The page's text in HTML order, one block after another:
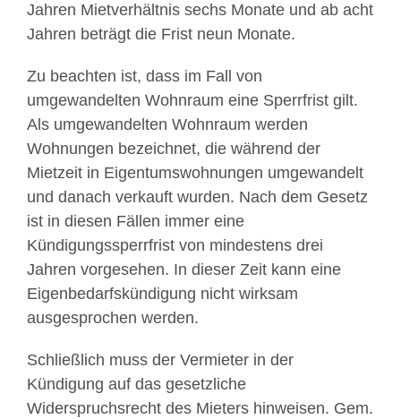
Jahren Mietverhältnis sechs Monate und ab acht
Jahren beträgt die Frist neun Monate.
Zu beachten ist, dass im Fall von
umgewandelten Wohnraum eine Sperrfrist gilt.
Als umgewandelten Wohnraum werden
Wohnungen bezeichnet, die während der
Mietzeit in Eigentumswohnungen umgewandelt
und danach verkauft wurden. Nach dem Gesetz
ist in diesen Fällen immer eine
Kündigungssperrfrist von mindestens drei
Jahren vorgesehen. In dieser Zeit kann eine
Eigenbedarfskündigung nicht wirksam
ausgesprochen werden.
Schließlich muss der Vermieter in der
Kündigung auf das gesetzliche
Widerspruchsrecht des Mieters hinweisen. Gem.